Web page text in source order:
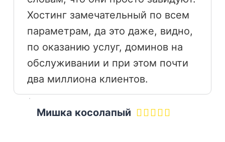
Хостинг замечательный по всем
параметрам, да это даже, видно,
по оказанию услуг, доминов на
обслуживании и при этом почти
два миллиона клиентов.
Мишка косолапый